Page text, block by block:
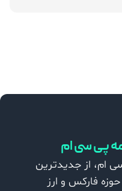
بازارهای نوظهور
پی سی ام
ام، از جدیدترین
فارکس و ارز